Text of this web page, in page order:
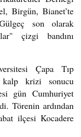
Birgün, Bianet’te
son olarak
çizgi bandını
Çapa Tıp
kalp krizi sonucu
gün Cumhuriyet
Törenin ardından
ilçesi Kocadere